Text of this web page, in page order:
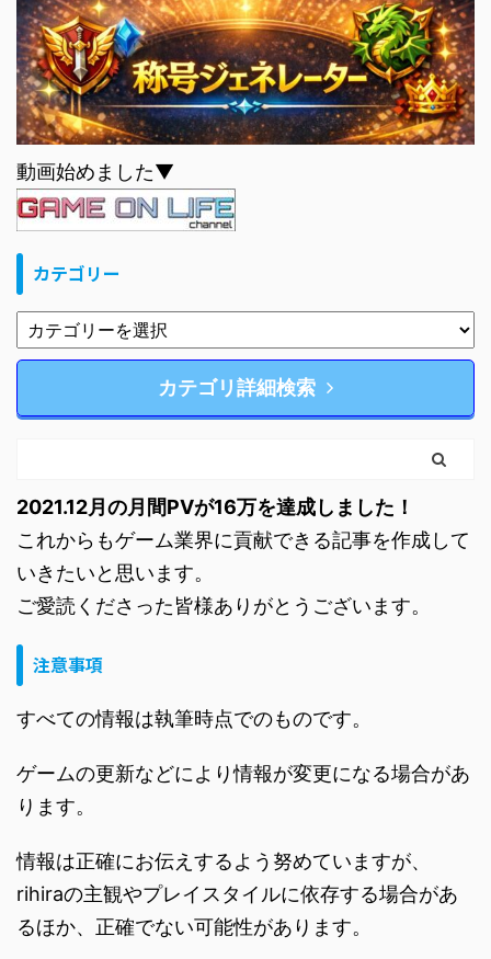
動画始めました▼
カテゴリー
カテゴリ詳細検索
2021.12月の月間PVが16万を達成しました！
これからもゲーム業界に貢献できる記事を作成して
いきたいと思います。
ご愛読くださった皆様ありがとうございます。
注意事項
すべての情報は執筆時点でのものです。
ゲームの更新などにより情報が変更になる場合があ
ります。
情報は正確にお伝えするよう努めていますが、
rihiraの主観やプレイスタイルに依存する場合があ
るほか、正確でない可能性があります。